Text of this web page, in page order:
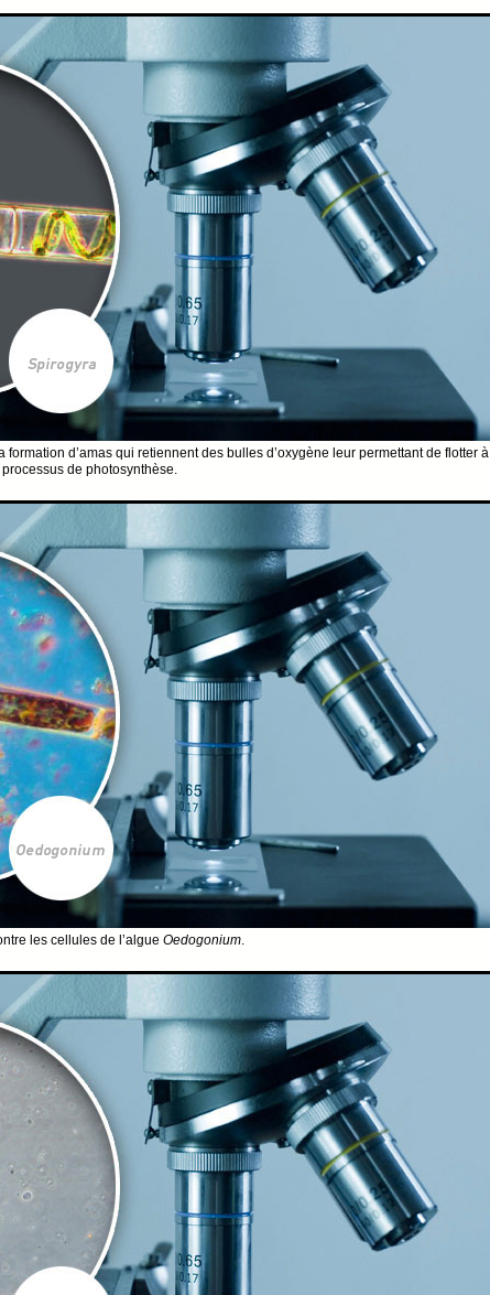
d’amas qui retiennent des bulles d’oxygène leur permettant de flotter à
de photosynthèse.
les cellules de l’algue Oedogonium.